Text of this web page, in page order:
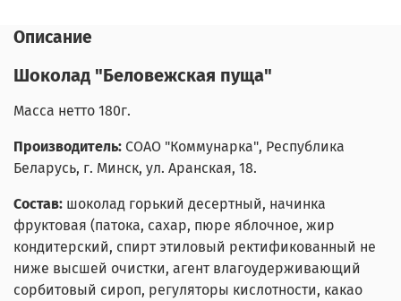
Описание
Шоколад "Беловежская пуща"
Масса нетто 180г.
Производитель: СОАО "Коммунарка", Республика
Беларусь, г. Минск, ул. Аранская, 18.
Состав: шоколад горький десертный, начинка
фруктовая (патока, сахар, пюре яблочное, жир
кондитерский, спирт этиловый ректификованный не
ниже высшей очистки, агент влагоудерживающий
сорбитовый сироп, регуляторы кислотности, какао